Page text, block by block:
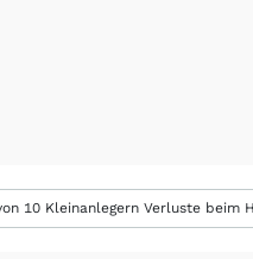
10 Kleinanlegern Verluste